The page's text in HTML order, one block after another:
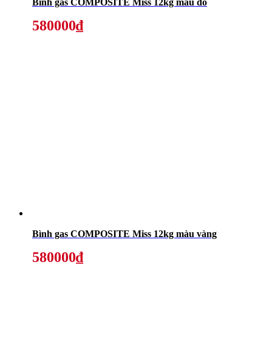
580000₫
Bình gas COMPOSITE Miss 12kg màu vàng
580000₫